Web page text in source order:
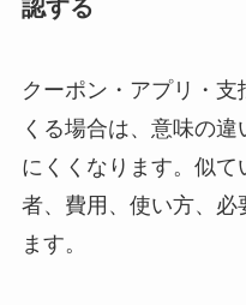
認する
クーポン・アプリ・
くる場合は、意味の
にくくなります。似
者、費用、使い方、必
ます。